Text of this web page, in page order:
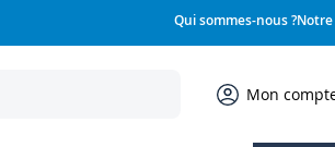
Qui sommes-nous ?Notre
Mon